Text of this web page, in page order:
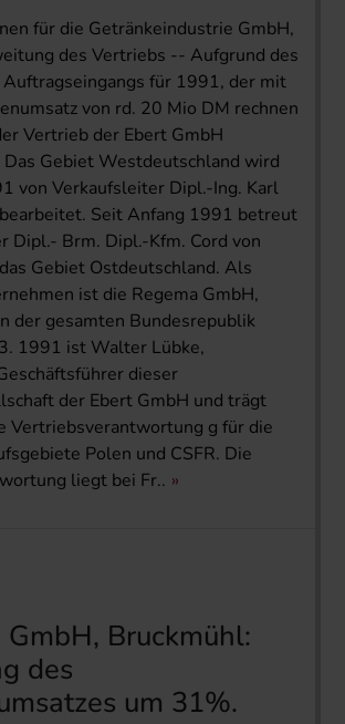
für die Getränkeindustrie GmbH,
des Vertriebs -- Aufgrund des
für 1991, der mit
von rd. 20 Mio DM rechnen
Vertrieb der Ebert GmbH
Gebiet Westdeutschland wird
von Verkaufsleiter Dipl.-Ing. Karl
Seit Anfang 1991 betreut
Dipl.- Brm. Dipl.-Kfm. Cord von
Gebiet Ostdeutschland. Als
ist die Regema GmbH,
der gesamten Bundesrepublik
1991 ist Walter Lübke,
dieser
der Ebert GmbH und trägt
Vertriebsverantwortung g für die
Polen und CSFR. Die
liegt bei Fr..
GmbH, Bruckmühl:
des
um 31%.